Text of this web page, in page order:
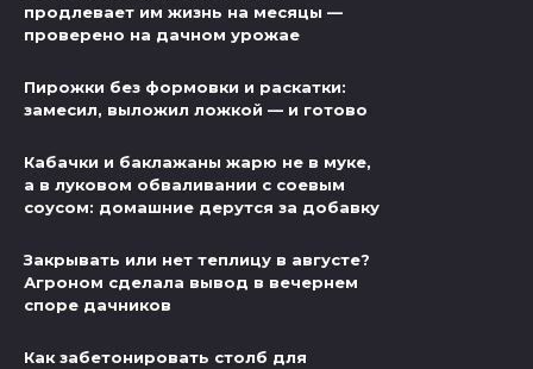
продлевает им жизнь на месяцы —
проверено на дачном урожае
Пирожки без формовки и раскатки:
замесил, выложил ложкой — и готово
Кабачки и баклажаны жарю не в муке,
а в луковом обваливании с соевым
соусом: домашние дерутся за добавку
Закрывать или нет теплицу в августе?
Агроном сделала вывод в вечернем
споре дачников
Как забетонировать столб для